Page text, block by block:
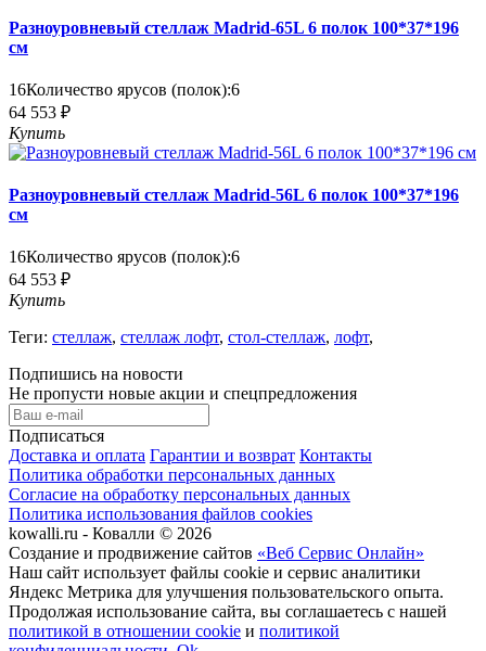
Разноуровневый стеллаж Madrid-65L 6 полок 100*37*196
см
16Количество ярусов (полок):6
64 553 ₽
Купить
Разноуровневый стеллаж Madrid-56L 6 полок 100*37*196
см
16Количество ярусов (полок):6
64 553 ₽
Купить
Теги: стеллаж, стеллаж лофт, стол-стеллаж, лофт,
Подпишись на новости
Не пропусти новые акции и спецпредложения
Подписаться
Доставка и оплата Гарантии и возврат Контакты
Политика обработки персональных данных
Согласие на обработку персональных данных
Политика использования файлов cookies
kowalli.ru - Ковалли © 2026
Создание и продвижение сайтов «Веб Сервис Онлайн»
Наш сайт использует файлы cookie и сервис аналитики
Яндекс Метрика для улучшения пользовательского опыта.
Продолжая использование сайта, вы соглашаетесь с нашей
политикой в отношении cookie и политикой